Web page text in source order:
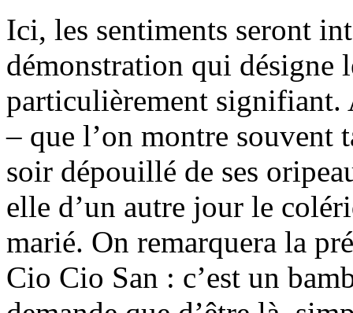
Ici, les sentiments seront
démonstration qui désigne
particulièrement signifiant.
– que l’on montre
soir dépouillé de ses
elle d’un autre jour le
marié. On remarquera la
Cio Cio San : c’est un